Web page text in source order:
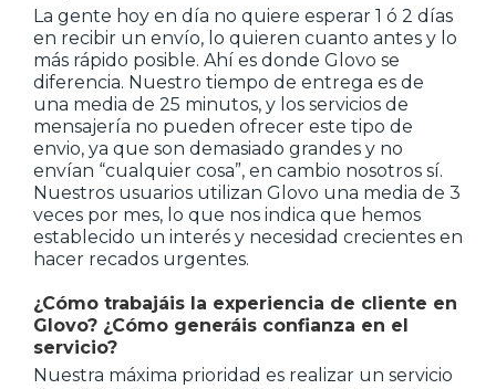
La gente hoy en día no quiere esperar 1 ó 2 días
en recibir un envío, lo quieren cuanto antes y lo
más rápido posible. Ahí es donde Glovo se
diferencia. Nuestro tiempo de entrega es de
una media de 25 minutos, y los servicios de
mensajería no pueden ofrecer este tipo de
envio, ya que son demasiado grandes y no
envían “cualquier cosa”, en cambio nosotros sí.
Nuestros usuarios utilizan Glovo una media de 3
veces por mes, lo que nos indica que hemos
establecido un interés y necesidad crecientes en
hacer recados urgentes.
¿Cómo trabajáis la experiencia de cliente en
Glovo? ¿Cómo generáis confianza en el
servicio?
Nuestra máxima prioridad es realizar un servicio